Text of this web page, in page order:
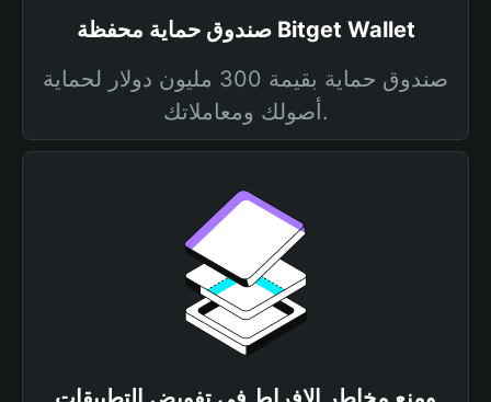
صندوق حماية محفظة Bitget Wallet
صندوق حماية بقيمة 300 مليون دولار لحماية
أصولك ومعاملاتك.